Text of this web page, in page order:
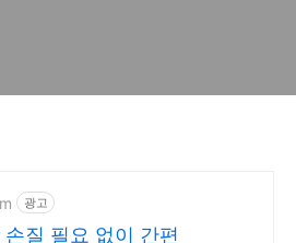
광고
질 필요 없이 간편